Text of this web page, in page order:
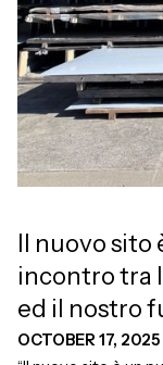
Il nuovo sito
incontro tra
ed il nostro
OCTOBER 17, 2025